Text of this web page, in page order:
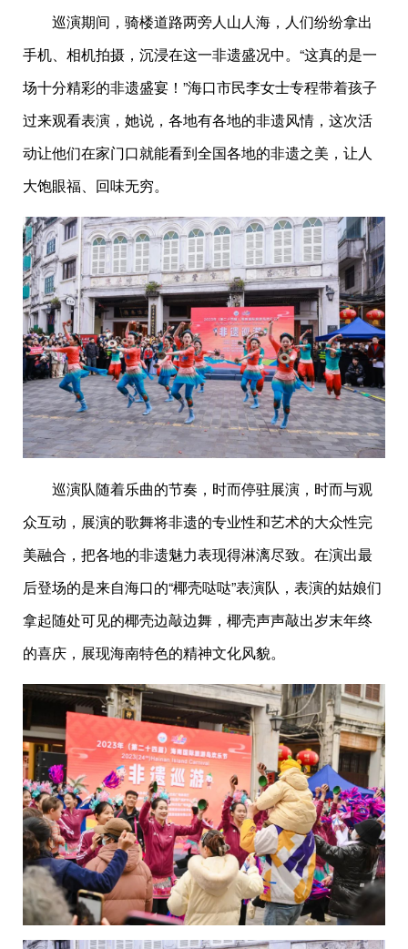
巡演期间，骑楼道路两旁人山人海，人们纷纷拿出
手机、相机拍摄，沉浸在这一非遗盛况中。“这真的是一
场十分精彩的非遗盛宴！”海口市民李女士专程带着孩子
过来观看表演，她说，各地有各地的非遗风情，这次活
动让他们在家门口就能看到全国各地的非遗之美，让人
大饱眼福、回味无穷。
巡演队随着乐曲的节奏，时而停驻展演，时而与观
众互动，展演的歌舞将非遗的专业性和艺术的大众性完
美融合，把各地的非遗魅力表现得淋漓尽致。在演出最
后登场的是来自海口的“椰壳哒哒”表演队，表演的姑娘们
拿起随处可见的椰壳边敲边舞，椰壳声声敲出岁末年终
的喜庆，展现海南特色的精神文化风貌。